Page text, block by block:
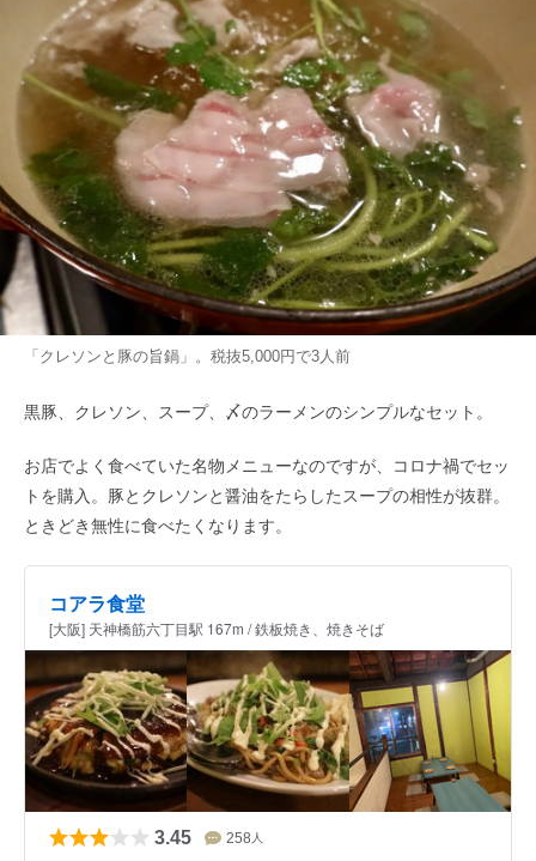
「クレソンと豚の旨鍋」。税抜5,000円で3人前
黒豚、クレソン、スープ、〆のラーメンのシンプルなセット。
お店でよく食べていた名物メニューなのですが、コロナ禍でセッ
トを購入。豚とクレソンと醤油をたらしたスープの相性が抜群。
ときどき無性に食べたくなります。
コアラ食堂
[大阪] 天神橋筋六丁目駅 167m / 鉄板焼き、焼きそば
3.45 258 人